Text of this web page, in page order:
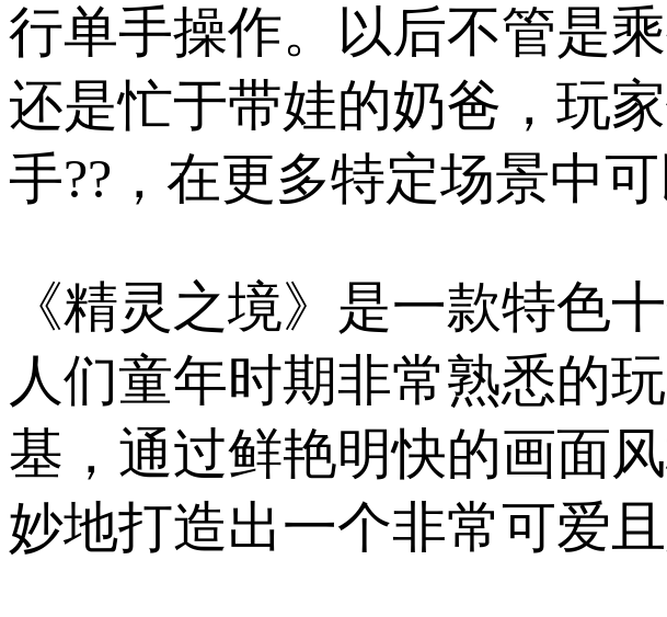
行单手操作。以后不管是
还是忙于带娃的奶爸，玩
手??，在更多特定场景中可
《精灵之境》是一款特色
人们童年时期非常熟悉的
基，通过鲜艳明快的画面
妙地打造出一个非常可爱